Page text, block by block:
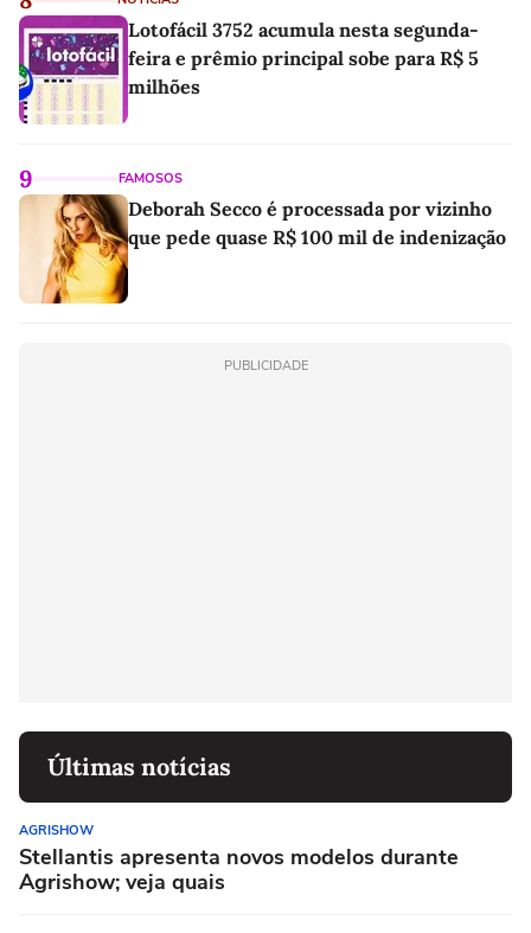
Lotofácil 3752 acumula nesta segunda-
feira e prêmio principal sobe para R$ 5
milhões
9 FAMOSOS
Deborah Secco é processada por vizinho
que pede quase R$ 100 mil de indenização
PUBLICIDADE
Últimas notícias
AGRISHOW
Stellantis apresenta novos modelos durante
Agrishow; veja quais